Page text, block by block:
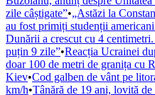
zile câștigate”•„Astăzi la
au fost primiți studenții
Dunării a crescut cu 4
puțin 9 zile”•Reacția Ucrainei
doar 100 de metri de granița cu
Kiev•Cod galben de vânt pe
km/h•Tânără de 19 ani, lovită